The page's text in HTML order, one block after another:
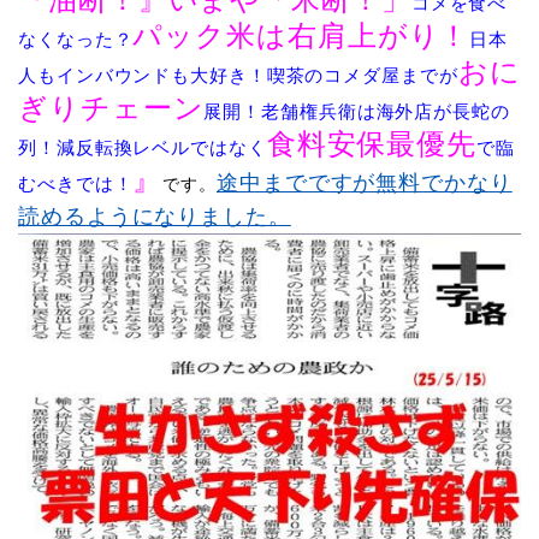
なくなった？パック米は右肩上がり！
日本
人もインバウンドも大好き！喫茶のコメダ屋までがおに
ぎりチェーン 展開！老舗権兵衛は海外店が長蛇の
列！減反転換レベルではなく 食料安保最優先で臨
むべきでは！
』 です。途中までですが無料でかなり
読めるようになりました。